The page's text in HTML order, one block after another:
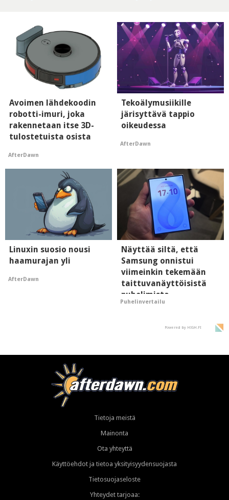
Avoimen lähdekoodin
robotti-imuri, joka
rakennetaan itse 3D-
tulostetuista osista
AfterDawn
Tekoälymusiikille
järisyttävä tappio
oikeudessa
AfterDawn
Linuxin suosio nousi
haamurajan yli
AfterDawn
Näyttää siltä, että
Samsung onnistui
viimeinkin tekemään
taittuvanäyttöisistä
puhelimista
supersuosittuja
Puhelinvertailu
Powered by HIGH.FI
Tietoja meistä
Mainonta
Ota yhteyttä
Käyttöehdot ja tietoa yksityisyydensuojasta
Tietosuojaseloste
Yhteydet tarjoaa: